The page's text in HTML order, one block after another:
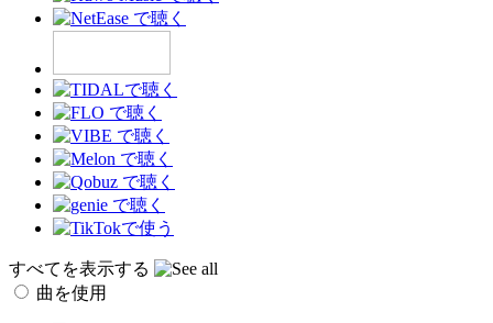
すべてを表示する
曲を使用